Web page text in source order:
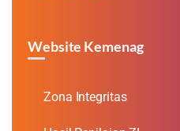
Website Kemenag
Zona Integritas